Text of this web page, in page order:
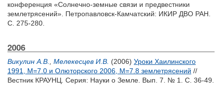
конференция «Солнечно-земные связи и предвестники
землетрясений». Петропавловск-Камчатский: ИКИР ДВО РАН.
С. 275-280.
2006
Викулин А.В. Мелекесцев И.В. (2006) Уроки Хаилинского
1991, М=7.0 и Олюторского 2006, М=7.8 землетрясений //
Вестник КРАУНЦ. Серия: Науки о Земле. Вып. 7. № 1. С. 36-49.